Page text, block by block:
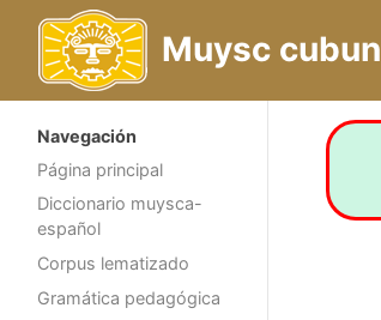
Muysc cubun
Navegación
Página principal
Diccionario muysca-
español
Corpus lematizado
Gramática pedagógica